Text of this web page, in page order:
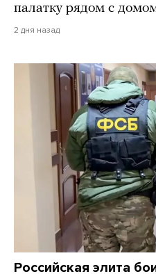
палатку рядом с
2 дня назад
Российская элита